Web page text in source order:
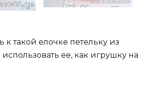
к такой елочке петельку из
ее, как игрушку на